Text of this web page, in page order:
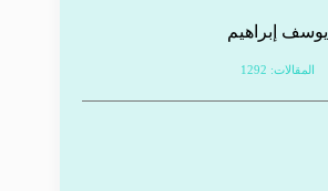
يوسف إبراهيم
المقالات: 1292